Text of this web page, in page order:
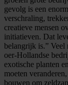
gevolg is een
verschraling,
creatieve mensen
initiatieven. Dat
belangrijk is.” Veel
oer-Hollandse
exotische planten
moeten
bouwen om